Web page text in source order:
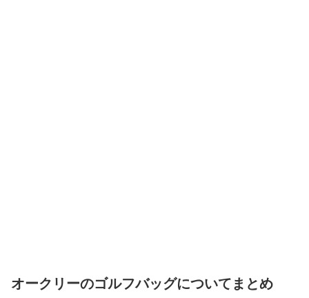
オークリーのゴルフバッグについてまとめ